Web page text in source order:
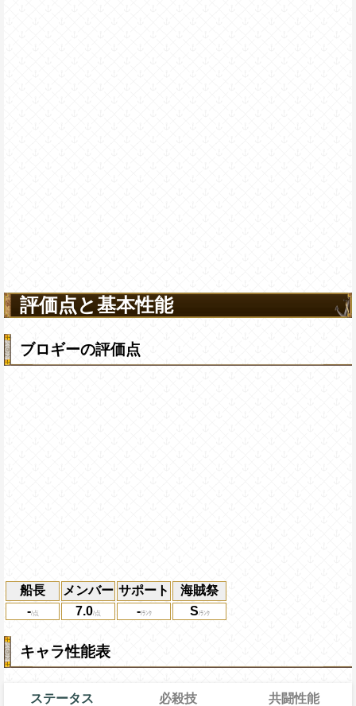
評価点と基本性能
ブロギーの評価点
船長 メンバー サポート
海賊祭
-
7.0 - S
キャラ性能表
ステータス 必殺技 共闘性能